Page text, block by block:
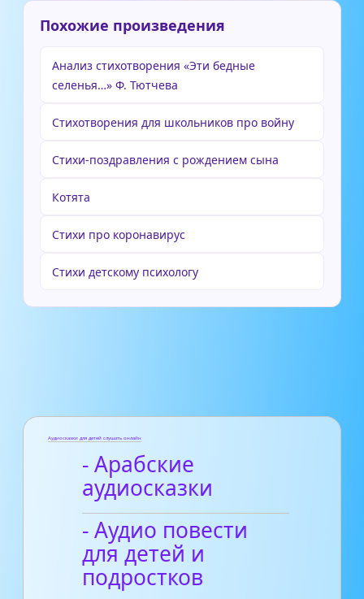
Похожие произведения
Анализ стихотворения «Эти бедные
селенья…» Ф. Тютчева
Стихотворения для школьников про войну
Стихи-поздравления с рождением сына
Котята
Стихи про коронавирус
Стихи детскому психологу
Аудиосказки для детей слушать онлайн
- Арабские
аудиосказки
- Аудио повести
для детей и
подростков